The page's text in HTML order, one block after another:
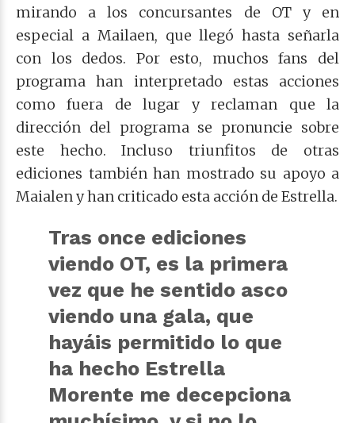
mirando a los concursantes de OT y en
especial a Mailaen, que llegó hasta señarla
con los dedos. Por esto, muchos fans del
programa han interpretado estas acciones
como fuera de lugar y reclaman que la
dirección del programa se pronuncie sobre
este hecho. Incluso triunfitos de otras
ediciones también han mostrado su apoyo a
Maialen y han criticado esta acción de Estrella.
Tras once ediciones
viendo OT, es la primera
vez que he sentido asco
viendo una gala, que
hayáis permitido lo que
ha hecho Estrella
Morente me decepciona